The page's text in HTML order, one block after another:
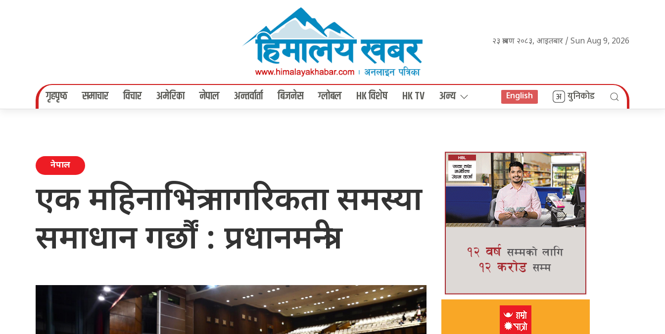
२३ श्रावण २०८३, आइतबार / Sun Aug 9, 2026
गृहपृष्‍ठ समाचार विचार अमेरिका नेपाल अन्तर्वार्ता बिजनेस ग्लोबल HK विशेष HK TV अन्य English युनिकोड
नेपाल
एक महिनाभित्र नागरिकता समस्या
समाधान गर्छौं : प्रधानमन्त्री